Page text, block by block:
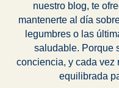
nuestro blog, te
mantenerte al día
legumbres o las
saludable. Porque
conciencia, y cada vez
equilibrada